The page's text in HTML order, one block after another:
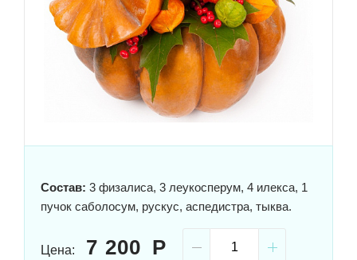
Состав: 3 физалиса, 3 леукосперум, 4 илекса, 1
пучок саболосум, рускус, аспедистра, тыква.
Цена: 7 200